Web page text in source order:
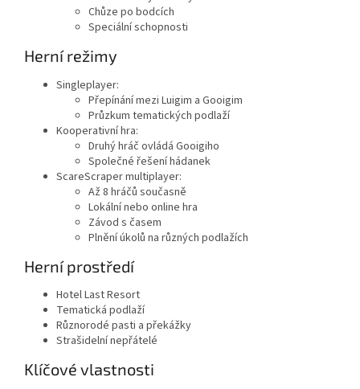
Chůze po bodcích
Speciální schopnosti
Herní režimy
Singleplayer:
Přepínání mezi Luigim a Gooigim
Průzkum tematických podlaží
Kooperativní hra:
Druhý hráč ovládá Gooigiho
Společné řešení hádanek
ScareScraper multiplayer:
Až 8 hráčů současně
Lokální nebo online hra
Závod s časem
Plnění úkolů na různých podlažích
Herní prostředí
Hotel Last Resort
Tematická podlaží
Různorodé pasti a překážky
Strašidelní nepřátelé
Klíčové vlastnosti